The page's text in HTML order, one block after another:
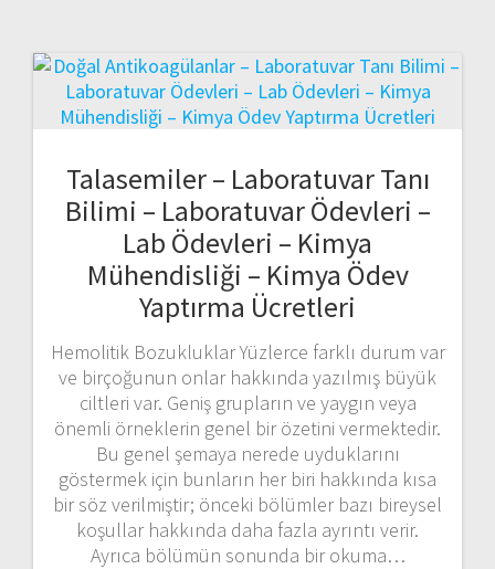
Talasemiler – Laboratuvar Tanı
Bilimi – Laboratuvar Ödevleri –
Lab Ödevleri – Kimya
Mühendisliği – Kimya Ödev
Yaptırma Ücretleri
Hemolitik Bozukluklar Yüzlerce farklı durum var
ve birçoğunun onlar hakkında yazılmış büyük
ciltleri var. Geniş grupların ve yaygın veya
önemli örneklerin genel bir özetini vermektedir.
Bu genel şemaya nerede uyduklarını
göstermek için bunların her biri hakkında kısa
bir söz verilmiştir; önceki bölümler bazı bireysel
koşullar hakkında daha fazla ayrıntı verir.
Ayrıca bölümün sonunda bir okuma…